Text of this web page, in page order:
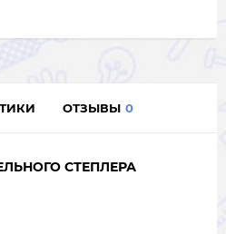
ОТЗЫВЫ 0
СТЕПЛЕРА